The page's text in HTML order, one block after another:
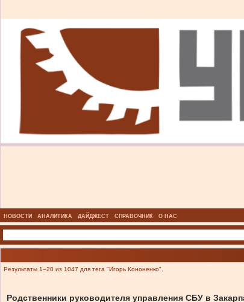
НОВОСТИ АНАЛИТИКА ДАЙДЖЕСТ СПРАВОЧНИК О НАС
Результаты 1–20 из 1047 для тега "Игорь Кононенко".
Родственники руководителя управления СБУ в